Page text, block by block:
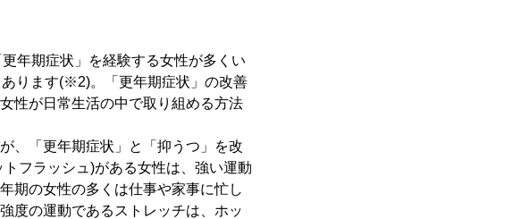
年期症状」を経験する女性が多くい
ります(※2)。「更年期症状」の改善
性が日常生活の中で取り組める方法
、「更年期症状」と「抑うつ」を改
フラッシュ)がある女性は、強い運動
期の女性の多くは仕事や家事に忙し
度の運動であるストレッチは、ホッ